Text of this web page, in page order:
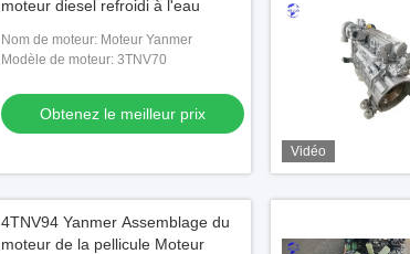
moteur diesel refroidi à l'eau
Nom de moteur: Moteur Yanmer
Modèle de moteur: 3TNV70
Obtenez le meilleur prix
Vidéo
4TNV94 Yanmer Assemblage du
moteur de la pellicule Moteur